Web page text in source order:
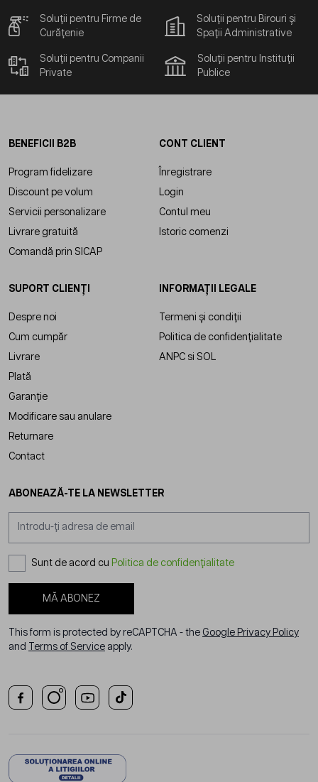
Soluții pentru Firme de
Curățenie
Soluții pentru Birouri și
Spații Administrative
Soluții pentru Companii
Private
Soluții pentru Instituții
Publice
BENEFICII B2B
Program fidelizare
Discount pe volum
Servicii personalizare
Livrare gratuită
Comandă prin SICAP
CONT CLIENT
Înregistrare
Login
Contul meu
Istoric comenzi
SUPORT CLIENȚI
Despre noi
Cum cumpăr
Livrare
Plată
Garanție
Modificare sau anulare
Returnare
Contact
INFORMAȚII LEGALE
Termeni și condiții
Politica de confidențialitate
ANPC si SOL
ABONEAZĂ-TE LA NEWSLETTER
Sunt de acord cu Politica de confidențialitate
MĂ ABONEZ
This form is protected by reCAPTCHA - the Google Privacy Policy
and
Terms of Service apply.